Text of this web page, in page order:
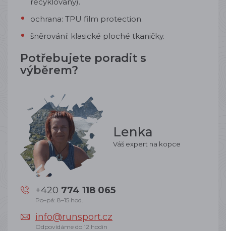
ochrana: TPU film protection.
šněrování: klasické ploché tkaničky.
Potřebujete poradit s
výběrem?
Lenka
Váš expert na kopce
+420 774 118 065
Po–pá: 8–15 hod.
info@runsport.cz
Odpovídáme do 12 hodin